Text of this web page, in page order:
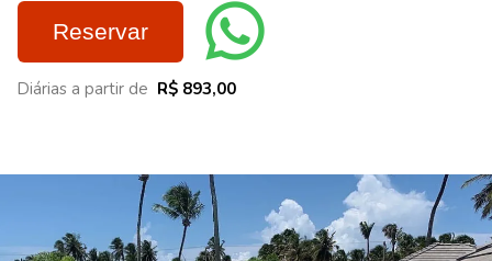
Reservar
Diárias a partir de R$ 893,00